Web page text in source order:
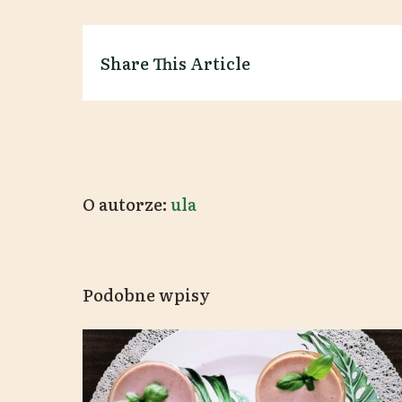
Share This Article
O autorze:ula
Podobne wpisy